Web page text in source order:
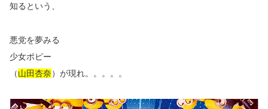
知るという、
悪党を夢みる
少女ポピー
（山田杏奈）が現れ。。。。。